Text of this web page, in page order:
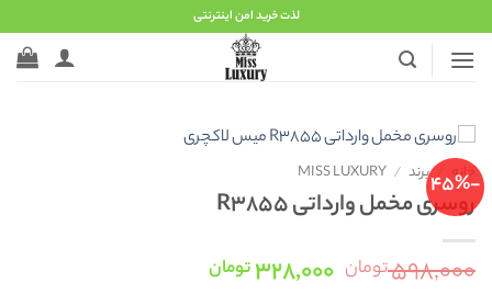
to
content
لذت خرید امن اینترنتی
-45%خانه / برند /
MISS LUXURY
روسری مخمل وارداتی R3855
۵۹۸,۰۰۰تومان قیمت
۳۲۸,۰۰۰تومانقیمت